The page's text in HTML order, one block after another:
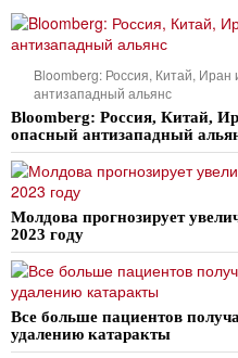
Bloomberg: Россия, Китай,
антизападный альянс
Bloomberg: Россия, Китай,
опасный антизападный
Молдова прогнозирует
2023 году
Все больше пациентов
удалению катаракты